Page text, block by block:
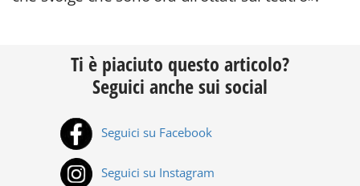
Ti è piaciuto questo articolo?
Seguici anche sui social
Seguici su Facebook
Seguici su Instagram